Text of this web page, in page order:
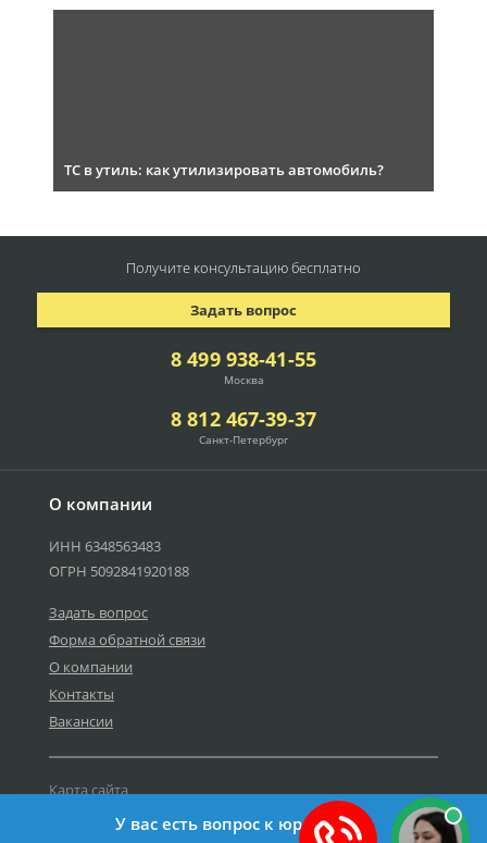
ТС в утиль: как утилизировать автомобиль?
О компании
ИНН 6348563483
ОГРН 5092841920188
Задать вопрос
Форма обратной связи
О компании
Контакты
Вакансии
Карта сайта
Политика персональных данных
8 499 938-41-55
Москва
8 812 467-39-37
Санкт-Петербург
Задать вопрос
Получите консультациюбесплатно
У вас есть вопрос к юристу?